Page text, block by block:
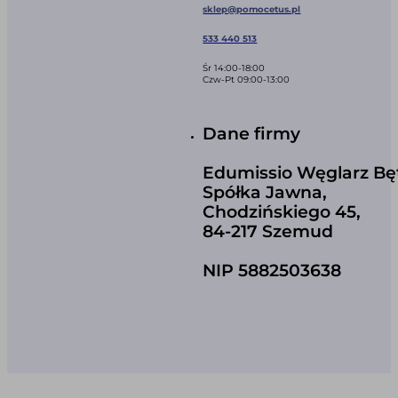
sklep@pomocetus.pl
533 440 513
Śr 14:00-18:00
Czw-Pt 09:00-13:00
Dane firmy
Edumissio Węglarz
Spółka Jawna,
Chodzińskiego 45,
84-217 Szemud
NIP 5882503638